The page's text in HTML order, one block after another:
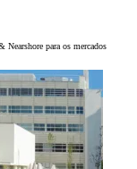
para os mercados